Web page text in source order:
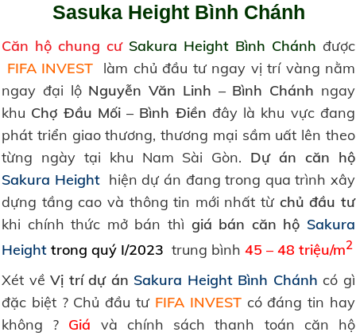
Sasuka Height Bình Chánh
Căn hộ chung cư Sakura Height Bình Chánh được
FIFA INVEST
làm chủ đầu tư ngay vị trí vàng nằm
ngay đại lộNguyễn Văn Linh – Bình Chánh ngay
khu Chợ Đầu Mối – Bình Điền đây là khu vực đang
phát triển giao thương, thương mại sầm uất lên theo
từng ngày tại khu Nam Sài Gòn. Dự án căn hộ
Sakura Height hiện dự án đang trong qua trình xây
dựng tầng cao và thông tin mới nhất từ chủ đầu tư
khi chính thức mở bán thì giá bán căn hộ Sakura
Height trong quý I/2023 trung bình 45 – 48 triệu/m2
Xét về Vị trí dự án Sakura Height Bình Chánh có gì
đặc biệt ? Chủ đầu tư FIFA INVESTcó đáng tin hay
không ? Giá và chính sách thanh toán căn hộ